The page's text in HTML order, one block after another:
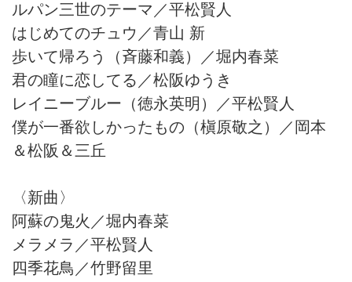
ルパン三世のテーマ／平松賢人
はじめてのチュウ／青山 新
歩いて帰ろう（斉藤和義）／堀内春菜
君の瞳に恋してる／松阪ゆうき
レイニーブルー（徳永英明）／平松賢人
僕が一番欲しかったもの（槇原敬之）／岡本
＆松阪＆三丘
〈新曲〉
阿蘇の鬼火／堀内春菜
メラメラ／平松賢人
四季花鳥／竹野留里